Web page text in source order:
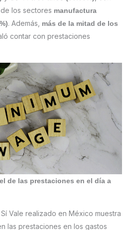
los sectores manufactura
. Además, más de la mitad de los
contar con prestaciones
de las prestaciones en el día a
Vale realizado en México muestra
las prestaciones en los gastos